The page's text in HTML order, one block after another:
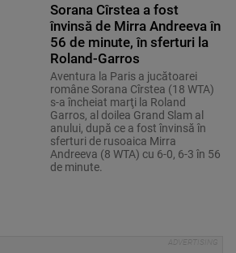
Sorana Cîrstea a fost
învinsă de Mirra Andreeva în
56 de minute, în sferturi la
Roland-Garros
Aventura la Paris a jucătoarei
române Sorana Cîrstea (18 WTA)
s-a încheiat marţi la Roland
Garros, al doilea Grand Slam al
anului, după ce a fost învinsă în
sferturi de rusoaica Mirra
Andreeva (8 WTA) cu 6-0, 6-3 în 56
de minute.